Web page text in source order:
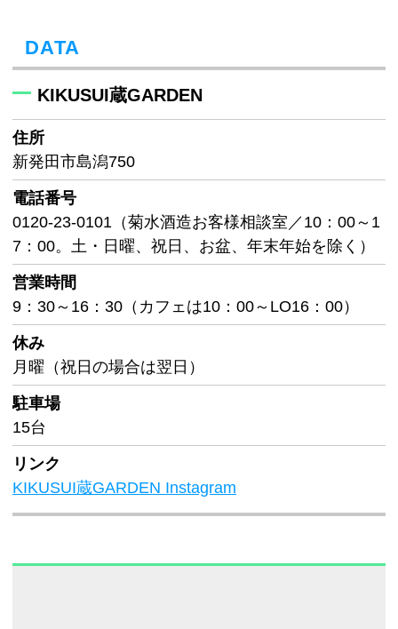
DATA
KIKUSUI蔵GARDEN
住所
新発田市島潟750
電話番号
0120-23-0101（菊水酒造お客様相談室／10：00～1
7：00。土・日曜、祝日、お盆、年末年始を除く）
営業時間
9：30～16：30（カフェは10：00～LO16：00）
休み
月曜（祝日の場合は翌日）
駐車場
15台
リンク
KIKUSUI蔵GARDEN Instagram